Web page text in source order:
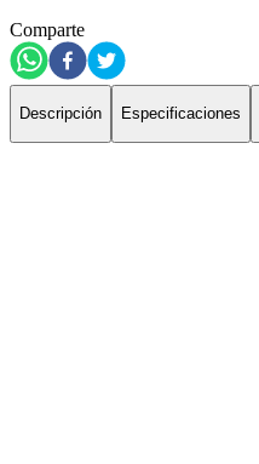
Comparte
Descripción Especificaciones